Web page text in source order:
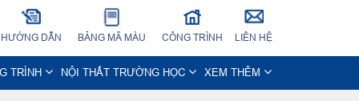
HƯỚNG DẪN BẢNG MÃ MÀU CÔNG TRÌNH LIÊN HỆ
TRÌNH NỘI THẤT TRƯỜNG HỌC XEM THÊM